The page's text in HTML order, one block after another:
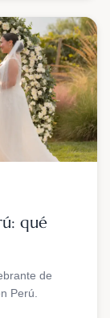
qué
de
Perú.